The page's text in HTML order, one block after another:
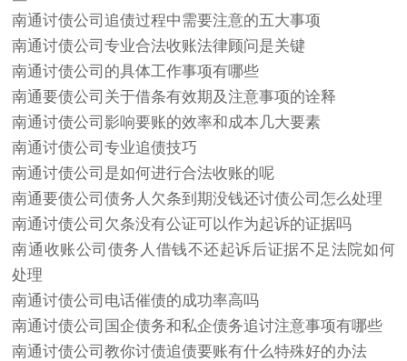
南通讨债公司追债过程中需要注意的五大事项
南通讨债公司专业合法收账法律顾问是关键
南通讨债公司的具体工作事项有哪些
南通要债公司关于借条有效期及注意事项的诠释
南通讨债公司影响要账的效率和成本几大要素
南通讨债公司专业追债技巧
南通讨债公司是如何进行合法收账的呢
南通要债公司债务人欠条到期没钱还讨债公司怎么处理
南通讨债公司欠条没有公证可以作为起诉的证据吗
南通收账公司债务人借钱不还起诉后证据不足法院如何
处理
南通讨债公司电话催债的成功率高吗
南通讨债公司国企债务和私企债务追讨注意事项有哪些
南通讨债公司教你讨债追债要账有什么特殊好的办法